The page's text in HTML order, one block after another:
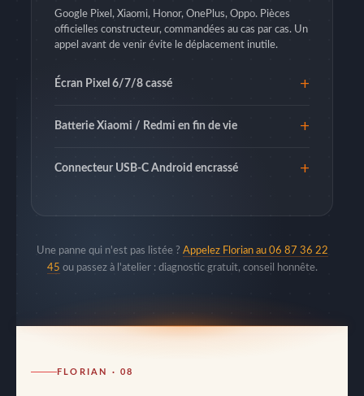
Google Pixel, Xiaomi, Honor, OnePlus, Oppo. Pièces
officielles constructeur, commandées au cas par cas. Un
appel avant de venir évite le déplacement inutile.
Écran Pixel 6/7/8 cassé
Batterie Xiaomi / Redmi en fin de vie
Connecteur USB-C Android encrassé
Une panne qui n'est pas listée ? Appelez Florian au 06 87 36 22
45 ou passez à l'atelier : diagnostic gratuit, conseil honnête.
FLORIAN · 08